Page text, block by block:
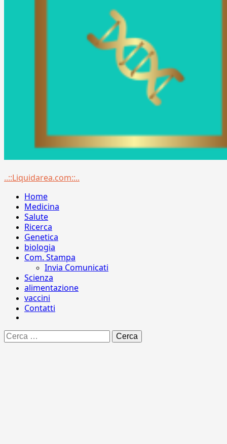
Menu
..::Liquidarea.com::..
Home
Medicina
Salute
Ricerca
Genetica
biologia
Com. Stampa
Invia Comunicati
Scienza
alimentazione
vaccini
Contatti
Ricerca
per: